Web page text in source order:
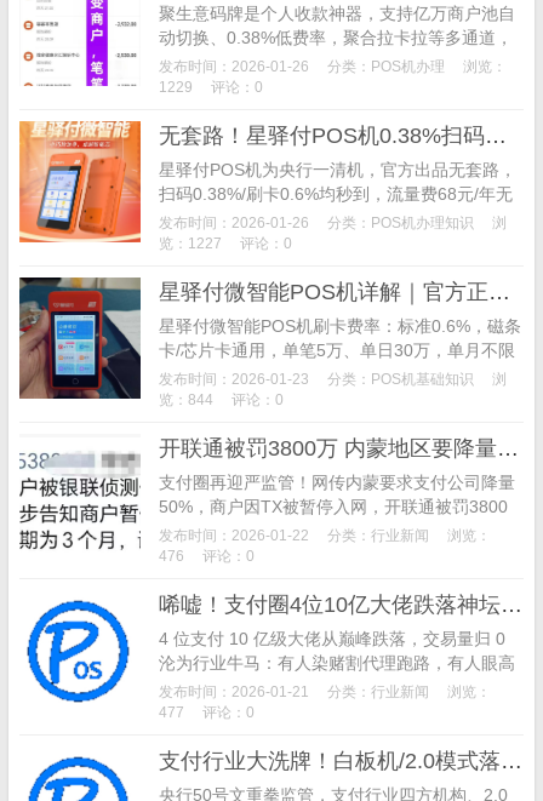
聚生意码牌是个人收款神器，支持亿万商户池自
动切换、0.38%低费率，聚合拉卡拉等多通道，
24小时秒到无围栏。
发布时间：2026-01-26 分类： POS机办理
浏览：
1229
评论：0
无套路！星驿付POS机0.38%扫码费率，免费送机还秒到
星驿付POS机为央行一清机，官方出品无套路，
扫码0.38%/刷卡0.6%均秒到，流量费68元/年无
押金。
发布时间：2026-01-26 分类： POS机办理知识
浏
览：1227
评论：0
星驿付微智能POS机详解｜官方正品｜一清牌照｜0.38%扫码费率
星驿付微智能POS机刷卡费率：标准0.6%，磁条
卡/芯片卡通用，单笔5万、单日30万，单月不限
额、无笔数限制；
发布时间：2026-01-23 分类： POS机基础知识
浏
览：844
评论：0
开联通被罚3800万 内蒙地区要降量50% 部分商户因“侦测到TX”被暂停入网3个月
支付圈再迎严监管！网传内蒙要求支付公司降量
50%，商户因TX被暂停入网，开联通被罚3800
万+。
发布时间：2026-01-22 分类： 行业新闻
浏览：
476
评论：0
唏嘘！支付圈4位10亿大佬跌落神坛，如今沦为行业牛马
4 位支付 10 亿级大佬从巅峰跌落，交易量归 0
沦为行业牛马：有人染赌割代理跑路，有人眼高
手低选错产品被手下超越，有人跨界投资亏光家
底，
发布时间：2026-01-21 分类： 行业新闻
浏览：
477
评论：0
支付行业大洗牌！白板机/2.0模式落幕，直签时代靠融合吧破局
央行50号文重拳监管，支付行业四方机构、2.0